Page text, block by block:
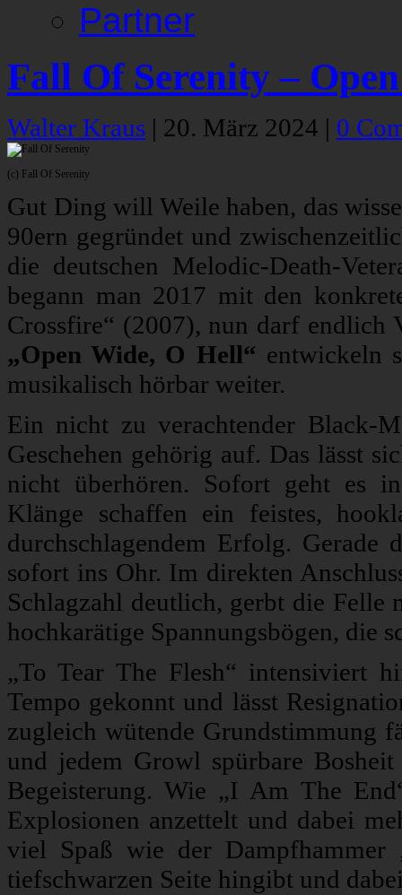
Partner
Fall Of Serenity –
Walter Kraus | 20. März 2024 | 0
(c) Fall Of Serenity
Gut Ding will Weile haben, das
90ern gegründet und
die deutschen Melodic-Death-
begann man 2017 mit den
Crossfire“ (2007), nun darf endlich
„Open Wide, O Hell“ entwickeln
musikalisch hörbar weiter.
Ein nicht zu verachtender Black-
Geschehen gehörig auf. Das lässt
nicht überhören. Sofort geht es
Klänge schaffen ein feistes,
durchschlagendem Erfolg. Gerade
sofort ins Ohr. Im direkten
Schlagzahl deutlich, gerbt die Felle
hochkarätige Spannungsbögen, die
„To Tear The Flesh“ intensiviert
Tempo gekonnt und lässt
zugleich wütende Grundstimmung
und jedem Growl spürbare
Begeisterung. Wie „I Am The
Explosionen anzettelt und dabei
viel Spaß wie der Dampfhammer
tiefschwarzen Seite hingibt und